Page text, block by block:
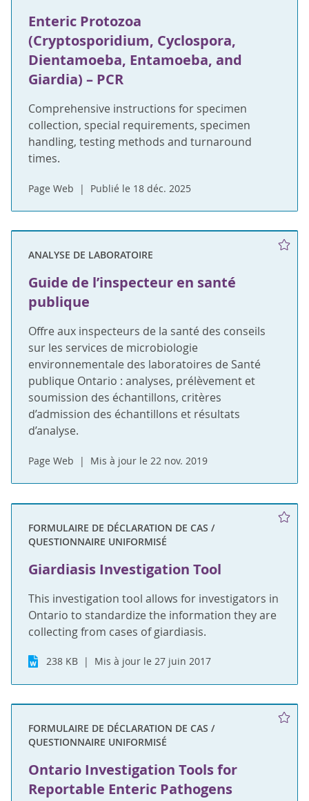
Enteric Protozoa
(Cryptosporidium, Cyclospora,
Dientamoeba, Entamoeba, and
Giardia) – PCR
Comprehensive instructions for specimen
collection, special requirements, specimen
handling, testing methods and turnaround
times.
Page Web Publié le 18 déc. 2025
ANALYSE DE LABORATOIRE
Guide de l’inspecteur en santé
publique
Offre aux inspecteurs de la santé des conseils
sur les services de microbiologie
environnementale des laboratoires de Santé
publique Ontario : analyses, prélèvement et
soumission des échantillons, critères
d’admission des échantillons et résultats
d’analyse.
Page Web Mis à jour le 22 nov. 2019
FORMULAIRE DE DÉCLARATION DE CAS /
QUESTIONNAIRE UNIFORMISÉ
Giardiasis Investigation Tool
This investigation tool allows for investigators in
Ontario to standardize the information they are
collecting from cases of giardiasis.
238 KB Mis à jour le 27 juin 2017
FORMULAIRE DE DÉCLARATION DE CAS /
QUESTIONNAIRE UNIFORMISÉ
Ontario Investigation Tools for
Reportable Enteric Pathogens